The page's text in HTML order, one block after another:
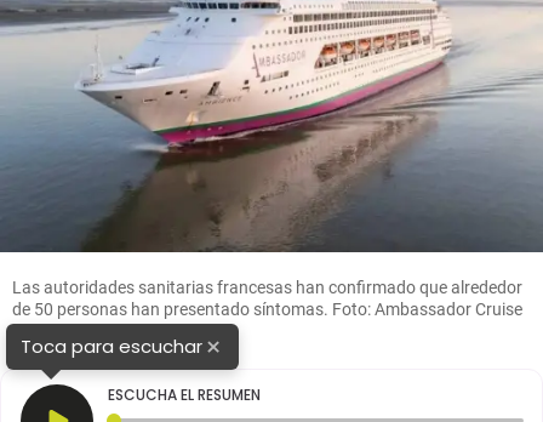
Las autoridades sanitarias francesas han confirmado que alrededor
de 50 personas han presentado síntomas. Foto: Ambassador Cruise
Line
Toca para escuchar×
ESCUCHA EL RESUMEN